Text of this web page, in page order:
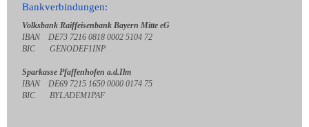
Bankverbindungen:
Volksbank Raiffeisenbank Bayern Mitte eG
IBAN DE73 7216 0818 0002 5104 72
BIC GENODEF1INP
Sparkasse Pfaffenhofen a.d.Ilm
IBAN DE69 7215 1650 0000 0174 75
BIC BYLADEM1PAF